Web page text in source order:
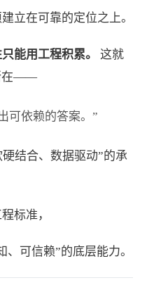
立在可靠的定位之上。
能用工程积累。
这就
在——
可依赖的答案。”
结合、数据驱动”的承
标准，
可信赖”的底层能力。